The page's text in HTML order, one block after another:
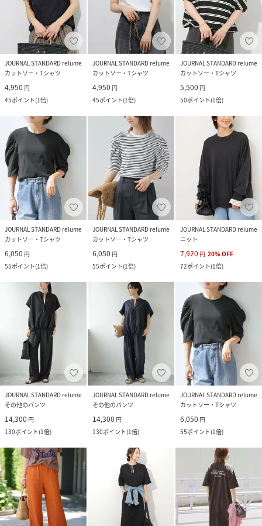
JOURNAL STANDARD relume
カットソー・Tシャツ
4,950 円
45ポイント(1倍)
JOURNAL STANDARD relume
カットソー・Tシャツ
4,950 円
45ポイント(1倍)
JOURNAL STANDARD relume
カットソー・Tシャツ
5,500 円
50ポイント(1倍)
JOURNAL STANDARD relume
カットソー・Tシャツ
6,050 円
55ポイント(1倍)
JOURNAL STANDARD relume
カットソー・Tシャツ
6,050 円
55ポイント(1倍)
JOURNAL STANDARD relume
ニット
7,920 円 20%OFF
72ポイント(1倍)
JOURNAL STANDARD relume
その他のパンツ
14,300 円
130ポイント(1倍)
JOURNAL STANDARD relume
その他のパンツ
14,300 円
130ポイント(1倍)
JOURNAL STANDARD relume
カットソー・Tシャツ
6,050 円
55ポイント(1倍)